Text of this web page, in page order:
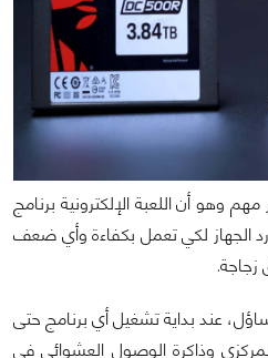
وهو أن اللعبة الإلكترونية برنامج
الجهاز لكي تعمل بكفاءة وأي ضعف
عند بداية تشغيل أي برنامج حتى
وذاكرة الوصول العشوائي في